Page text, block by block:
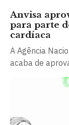
Anvisa
para parte
cardíaca
A Agência
acaba de